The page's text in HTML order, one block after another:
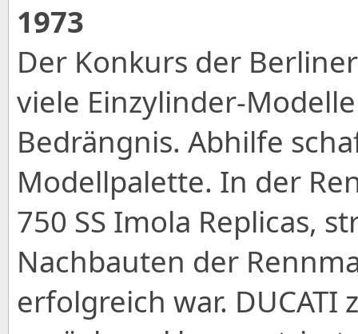
1973
Der Konkurs der
viele Einzylinder-
Bedrängnis. Abhilfe
Modellpalette. In der
750 SS Imola Replicas,
Nachbauten der
erfolgreich war. DUCATI